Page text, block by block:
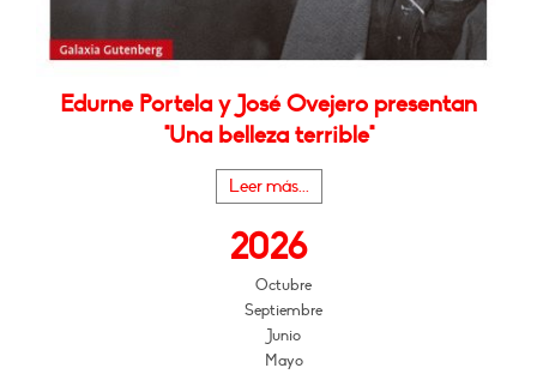
Edurne Portela y José Ovejero presentan
"Una belleza terrible"
Leer más...
2026
Octubre
Septiembre
Junio
Mayo